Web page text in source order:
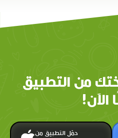
من التطبيق
الآن!
حمّل التطبيق من